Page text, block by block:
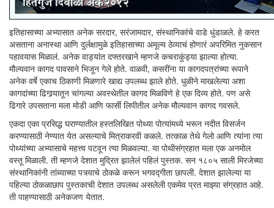
इतिहासाच्या अभ्यासात अनेक सरदार, सरंजामदार, संस्थानिकांचे वाडे धुंडाळले. हे करत
असताना अनास्था आणि दुर्लक्षामुळे इतिहासाच्या अमूल्य ठेव्याचं होणारं अपरिमित नुकसान
पहावयास मिळालं. अनेक वाड्यांत दफ्तरखाने म्हणजे कचराकुंड्या झाल्या होत्या.
मौल्यवान कागद पावसाने भिजून गेले होते. वाळवी, कसरींना या कागदपत्रांच्या रूपाने
अनेक वर्षे एकाच ठिकाणी मिळणारे खाद्य उपलब्ध झाले होते. धुळीने माखलेल्या अशा
कागदांच्या ढिगार्‍यातून चांगल्या अवस्थेतील कागद मिळविणे हे एक दिव्य होते. पण असे
ढिगारे उपसताना मला मोडी आणि फार्सी लिपीतील अनेक मौल्यवान कागद गवसले.
एकदा एका प्रसिद्ध घराण्यातील हस्तलिखित पोथ्या पोत्यांमध्ये भरून नदीत विसर्जन
करण्यासाठी नेण्यात येत असल्याचे मित्राकरवी कळले. तत्काळ तेथे गेलो आणि त्यांना त्या
पोथ्यांच्या अभ्यासाचे महत्त्व पटवून त्या मिळवल्या. या पोथीसंग्रहात मला एक अनमोल
वस्तू मिळाली. ती म्हणजे देशात मुद्रित झालेलं पहिलं पुस्तक. सन १८०५ साली मिरजेच्या
संस्थानिकांनी तांब्याच्या पत्र्याचे ठोकळे करून भगवद्गीता छापली. देशात झालेल्या या
पहिल्या ठोकळाछाप पुस्तकाची देशात उपलब्ध असलेली एकमेव प्रत माझ्या संग्रहात आहे.
ती पाहण्यासाठी अनेकजण येतात.